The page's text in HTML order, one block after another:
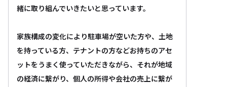
緒に取り組んでいきたいと思っています。
家族構成の変化により駐車場が空いた方や、土地
を持っている方、テナントの方などお持ちのアセ
ットをうまく使っていただきながら、それが地域
の経済に繋がり、個人の所得や会社の売上に繋が